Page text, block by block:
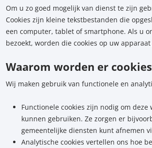
Om u zo goed mogelijk van dienst te zijn
Cookies zijn kleine tekstbestanden die
een computer, tablet of smartphone. Als u
bezoekt, worden die cookies op uw
Waarom worden er
Wij maken gebruik van functionele en
Functionele cookies zijn nodig om deze
kunnen gebruiken. Ze zorgen er
gemeentelijke diensten kunt afnemen
Analytische cookies vertellen ons hoe